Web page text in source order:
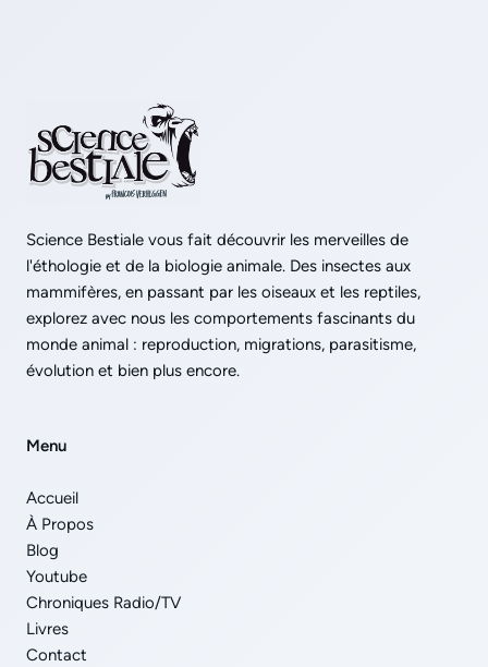
Science Bestiale vous fait découvrir les merveilles de
l'éthologie et de la biologie animale. Des insectes aux
mammifères, en passant par les oiseaux et les reptiles,
explorez avec nous les comportements fascinants du
monde animal : reproduction, migrations, parasitisme,
évolution et bien plus encore.
Menu
Accueil
À Propos
Blog
Youtube
Chroniques Radio/TV
Livres
Contact